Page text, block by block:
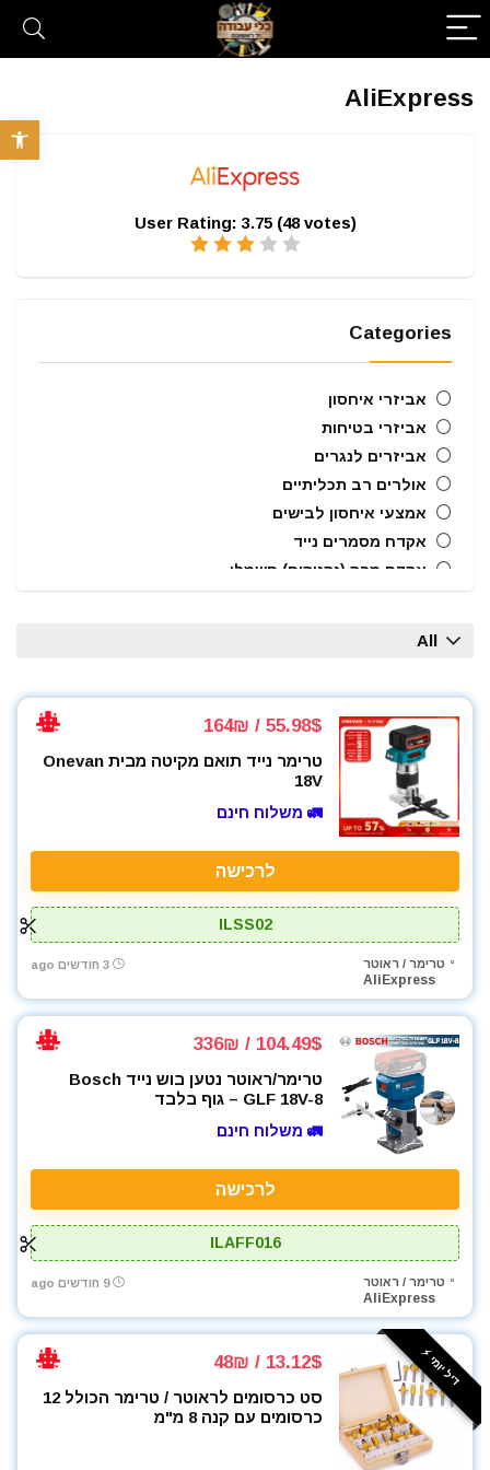
פתח
AliExpress
User Rating: 3.75 (48votes)
Categories
אביזרי איחסון
אביזרי בטיחות
אביזרים לנגרים
אולרים רב תכליתיים
אמצעי איחסון לבישים
אקדח מסמרים נייד
אקדח מרק (נקניקים) חשמלי
ארגזי כלים
בוקסות
בוקסות הינע 1/2"
ביטים
ביטים, מקדחים ובוקסות
גנרטורים ותחנות כח
חומרי הדבקה ואיטום
טרימר / ראוטר
כלי אינסטלציה
כלי מדידה
כלים ידניים
כלים לחשמלאים
כרסומים לטרימר / ראוטר
להבים ומתכלים
מאוורר טכני
מברגות מקדחות ומברגונים
מברגים
מברגת אימפקט
מברגת פוטר קלאץ'
מדחס / קומפרסור
מולטיטול
מזמרה
All
55.98$ / 164₪
טרימר נייד תואם מקיטה מבית Onevan
18V
🚛 משלוח חינם
לרכישה
ILSS02
טרימר / ראוטר
AliExpress
3 חודשים ago
104.49$ / 336₪
טרימר/ראוטר נטען בוש נייד Bosch
GLF 18V-8 – גוף בלבד
🚛 משלוח חינם
לרכישה
ILAFF016
טרימר / ראוטר
AliExpress
9 חודשים ago
דיל יומי ⚡️ 13.12$ / 48₪
סט כרסומים לראוטר / טרימר הכולל 12
כרסומים עם קנה 8 מ"מ